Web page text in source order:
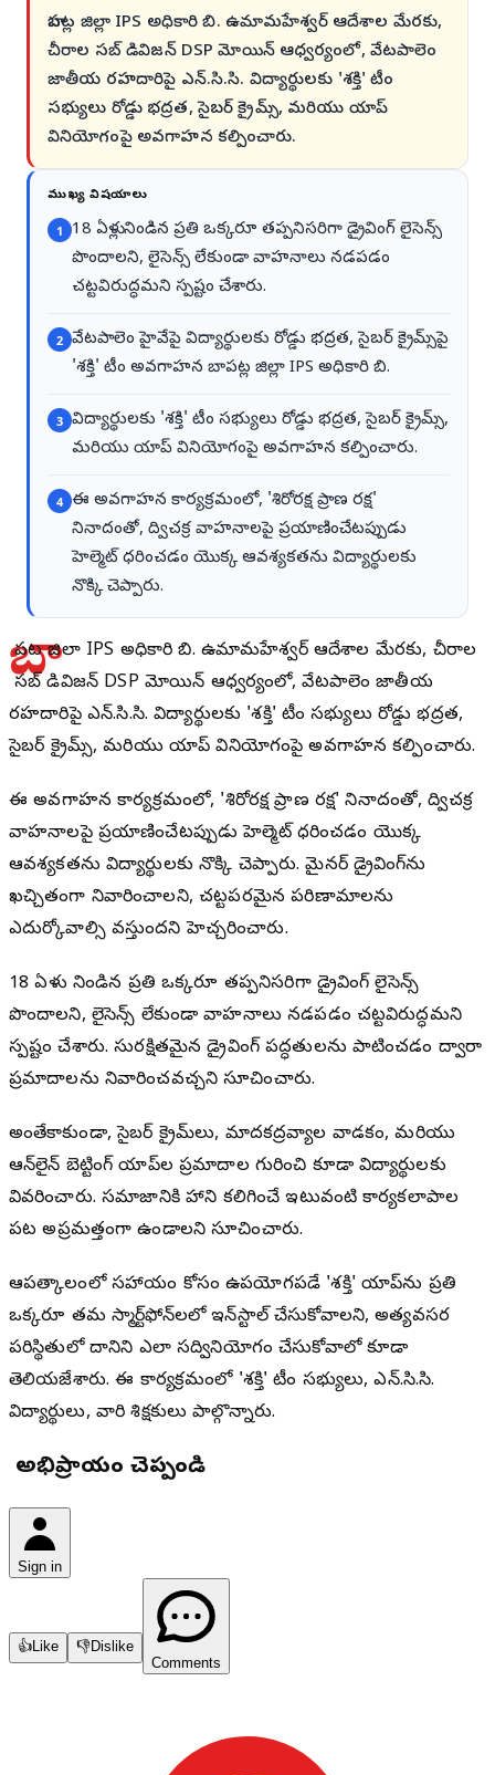
బాపట్ల జిల్లా IPS అధికారి బి. ఉమామహేశ్వర్ ఆదేశాల మేరకు,
చీరాల సబ్ డివిజన్ DSP మోయిన్ ఆధ్వర్యంలో, వేటపాలెం
జాతీయ రహదారిపై ఎన్.సి.సి. విద్యార్థులకు 'శక్తి' టీం
సభ్యులు రోడ్డు భద్రత, సైబర్ క్రైమ్స్, మరియు యాప్
వినియోగంపై అవగాహన కల్పించారు.
ముఖ్య విషయాలు
1
18 ఏళ్లు నిండిన ప్రతి ఒక్కరూ తప్పనిసరిగా డ్రైవింగ్ లైసెన్స్
పొందాలని, లైసెన్స్ లేకుండా వాహనాలు నడపడం
చట్టవిరుద్ధమని స్పష్టం చేశారు.
2 వేటపాలెం హైవేపై విద్యార్థులకు రోడ్డు భద్రత, సైబర్ క్రైమ్స్‌పై
'శక్తి' టీం అవగాహన బాపట్ల జిల్లా IPS అధికారి బి.
3 విద్యార్థులకు 'శక్తి' టీం సభ్యులు రోడ్డు భద్రత, సైబర్ క్రైమ్స్,
మరియు యాప్ వినియోగంపై అవగాహన కల్పించారు.
4 ఈ అవగాహన కార్యక్రమంలో, 'శిరోరక్ష ప్రాణ రక్ష'
నినాదంతో, ద్విచక్ర వాహనాలపై ప్రయాణించేటప్పుడు
హెల్మెట్ ధరించడం యొక్క ఆవశ్యకతను విద్యార్థులకు
నొక్కి చెప్పారు.
పట్ల జిల్లా IPS అధికారి బి. ఉమామహేశ్వర్ ఆదేశాల మేరకు, చీరాల
సబ్ డివిజన్ DSP మోయిన్ ఆధ్వర్యంలో, వేటపాలెం జాతీయ
రహదారిపై ఎన్.సి.సి. విద్యార్థులకు 'శక్తి' టీం సభ్యులు రోడ్డు భద్రత,
సైబర్ క్రైమ్స్, మరియు యాప్ వినియోగంపై అవగాహన కల్పించారు.
ఈ అవగాహన కార్యక్రమంలో, 'శిరోరక్ష ప్రాణ రక్ష' నినాదంతో, ద్విచక్ర
వాహనాలపై ప్రయాణించేటప్పుడు హెల్మెట్ ధరించడం యొక్క
ఆవశ్యకతను విద్యార్థులకు నొక్కి చెప్పారు. మైనర్ డ్రైవింగ్‌ను
ఖచ్చితంగా నివారించాలని, చట్టపరమైన పరిణామాలను
ఎదుర్కోవాల్సి వస్తుందని హెచ్చరించారు.
18 ఏళ్లు నిండిన ప్రతి ఒక్కరూ తప్పనిసరిగా డ్రైవింగ్ లైసెన్స్
పొందాలని, లైసెన్స్ లేకుండా వాహనాలు నడపడం చట్టవిరుద్ధమని
స్పష్టం చేశారు. సురక్షితమైన డ్రైవింగ్ పద్ధతులను పాటించడం ద్వారా
ప్రమాదాలను నివారించవచ్చని సూచించారు.
అంతేకాకుండా, సైబర్ క్రైమ్‌లు, మాదకద్రవ్యాల వాడకం, మరియు
ఆన్‌లైన్ బెట్టింగ్ యాప్‌ల ప్రమాదాల గురించి కూడా విద్యార్థులకు
వివరించారు. సమాజానికి హాని కలిగించే ఇటువంటి కార్యకలాపాల
పట్ల అప్రమత్తంగా ఉండాలని సూచించారు.
ఆపత్కాలంలో సహాయం కోసం ఉపయోగపడే 'శక్తి' యాప్‌ను ప్రతి
ఒక్కరూ తమ స్మార్ట్‌ఫోన్‌లలో ఇన్‌స్టాల్ చేసుకోవాలని, అత్యవసర
పరిస్థితుల్లో దానిని ఎలా సద్వినియోగం చేసుకోవాలో కూడా
తెలియజేశారు. ఈ కార్యక్రమంలో 'శక్తి' టీం సభ్యులు, ఎన్.సి.సి.
విద్యార్థులు, వారి శిక్షకులు పాల్గొన్నారు.
మీ అభిప్రాయం చెప్పండి
Sign in
👍Like 👎Dislike
Comments